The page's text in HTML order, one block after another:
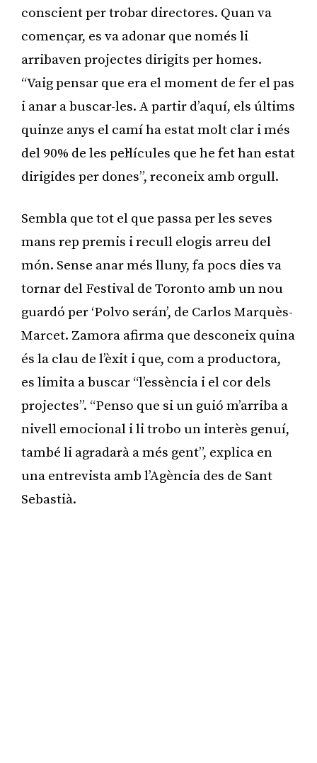
conscient per trobar directores. Quan va
començar, es va adonar que només li
arribaven projectes dirigits per homes.
“Vaig pensar que era el moment de fer el pas
i anar a buscar-les. A partir d’aquí, els últims
quinze anys el camí ha estat molt clar i més
del 90% de les pel·lícules que he fet han estat
dirigides per dones”, reconeix amb orgull.
Sembla que tot el que passa per les seves
mans rep premis i recull elogis arreu del
món. Sense anar més lluny, fa pocs dies va
tornar del Festival de Toronto amb un nou
guardó per ‘Polvo serán’, de Carlos Marquès-
Marcet. Zamora afirma que desconeix quina
és la clau de l’èxit i que, com a productora,
es limita a buscar “l’essència i el cor dels
projectes”. “Penso que si un guió m’arriba a
nivell emocional i li trobo un interès genuí,
també li agradarà a més gent”, explica en
una entrevista amb l’Agència des de Sant
Sebastià.